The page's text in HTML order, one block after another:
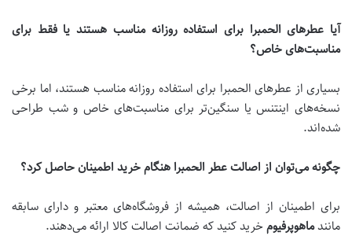
آیا عطرهای الحمبرا برای استفاده روزانه مناسب هستند یا فقط برای
مناسبت‌های خاص؟
بسیاری از عطرهای الحمبرا برای استفاده روزانه مناسب هستند، اما برخی
نسخه‌های اینتنس یا سنگین‌تر برای مناسبت‌های خاص و شب طراحی
شده‌اند.
چگونه می‌توان از اصالت عطر الحمبرا هنگام خرید اطمینان حاصل کرد؟
برای اطمینان از اصالت، همیشه از فروشگاه‌های معتبر و دارای سابقه
مانندماهوپرفیومخرید کنید که ضمانت اصالت کالا ارائه می‌دهند.